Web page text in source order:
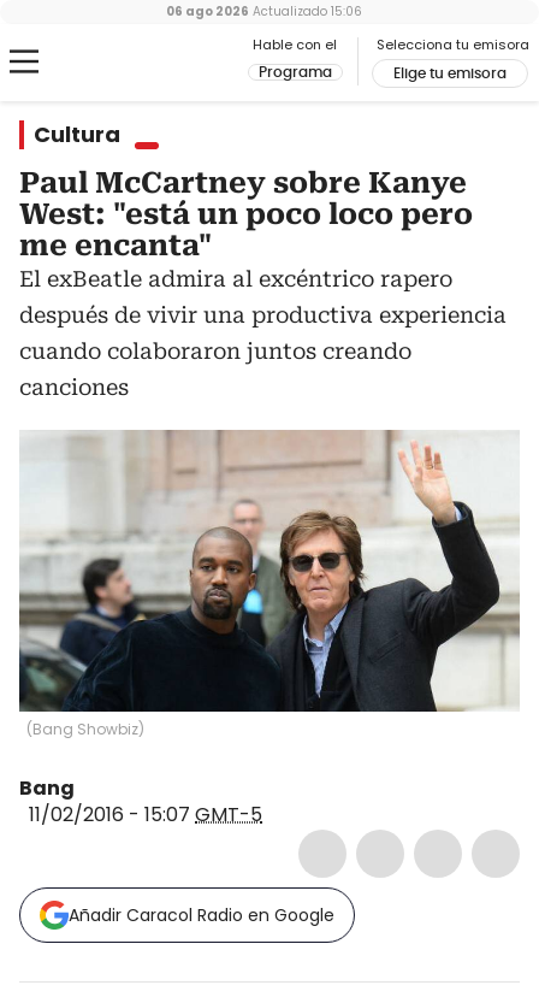
Hable con el
Programa
Selecciona tu emisora
Elige tu emisora
06 ago 2026 Actualizado 15:06
Cultura
Paul McCartney sobre Kanye
West: "está un poco loco pero
me encanta"
El exBeatle admira al excéntrico rapero
después de vivir una productiva experiencia
cuando colaboraron juntos creando
canciones
(Bang Showbiz)
Bang
11/02/2016 - 15:07 GMT-5
Añadir Caracol Radio en Google